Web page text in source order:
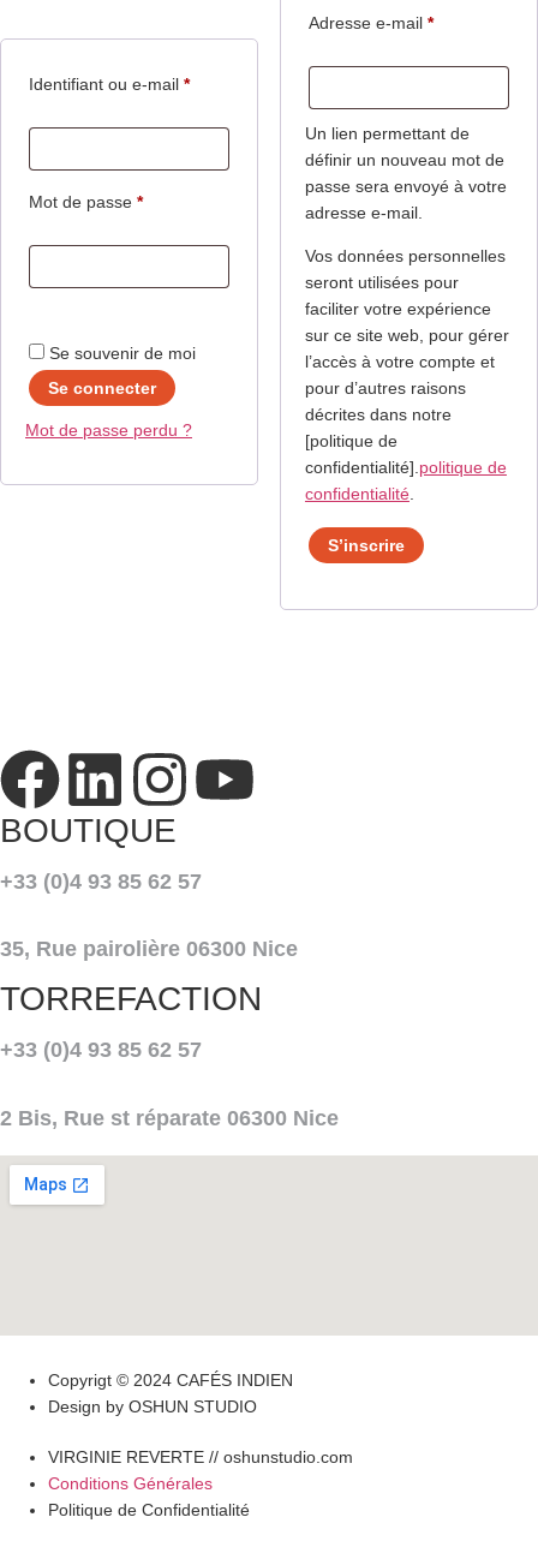
Identifiant ou e-mail *
Mot de passe *
Se souvenir de moi
Se connecter
Mot de passe perdu ?
Adresse e-mail *
Un lien permettant de
définir un nouveau mot de
passe sera envoyé à votre
adresse e-mail.
Vos données personnelles
seront utilisées pour
faciliter votre expérience
sur ce site web, pour gérer
l’accès à votre compte et
pour d’autres raisons
décrites dans notre
[politique de
confidentialité]. politique de
confidentialité.
S’inscrire
BOUTIQUE
+33 (0)4 93 85 62 57
35, Rue pairolière 06300 Nice
TORREFACTION
+33 (0)4 93 85 62 57
2 Bis, Rue st réparate 06300 Nice
Copyrigt © 2024 CAFÉS INDIEN
Design by OSHUN STUDIO
VIRGINIE REVERTE // oshunstudio.com
Conditions Générales
Politique de Confidentialité